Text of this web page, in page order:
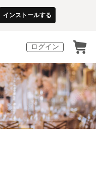
インストールする
ログイン